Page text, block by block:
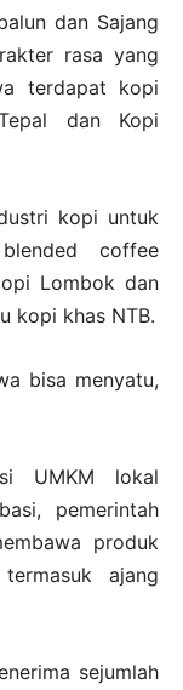
dan Sajang
rasa yang
terdapat kopi
dan Kopi
kopi untuk
coffee
Lombok dan
kopi khas NTB.
bisa menyatu,
UMKM lokal
pemerintah
produk
ajang
sejumlah